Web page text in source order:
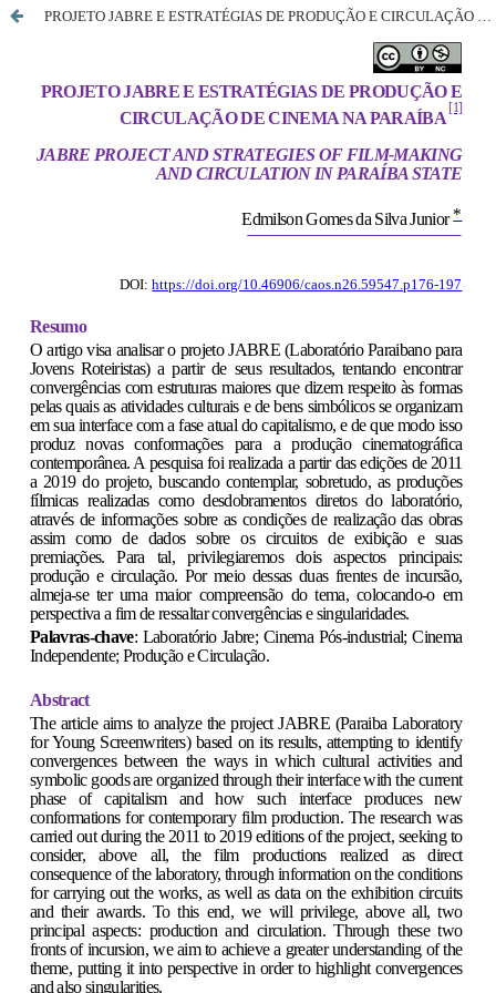
PROJETO JABRE E ESTRATÉGIAS DE PRODUÇÃO E CIRCULAÇÃO DE CINEMA NA PARAÍBA